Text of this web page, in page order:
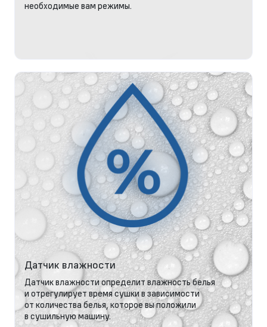
необходимые вам режимы.
Датчик влажности
Датчик влажности определит влажность белья
и отрегулирует время сушки в зависимости
от количества белья, которое вы положили
в сушильную машину.